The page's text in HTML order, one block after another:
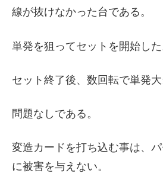
線が抜けなかった台である。
単発を狙ってセットを開始した
セット終了後、数回転で単発大
問題なしである。
変造カードを打ち込む事は、
に被害を与えない。